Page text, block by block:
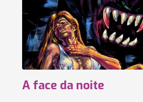
A face da noite